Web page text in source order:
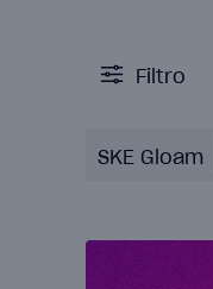
Filtro
SKE Gloam